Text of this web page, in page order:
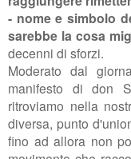
- nome e simbolo
sarebbe la cosa
decenni di sforzi.
Moderato dal
manifesto di don
ritroviamo nella
diversa, punto
fino ad allora non